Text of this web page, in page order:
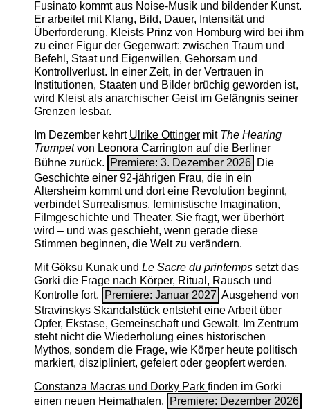
Fusinato kommt aus Noise-Musik und bildender Kunst.
Er arbeitet mit Klang, Bild, Dauer, Intensität und
Überforderung. Kleists Prinz von Homburg wird bei ihm
zu einer Figur der Gegenwart: zwischen Traum und
Befehl, Staat und Eigenwillen, Gehorsam und
Kontrollverlust. In einer Zeit, in der Vertrauen in
Institutionen, Staaten und Bilder brüchig geworden ist,
wird Kleist als anarchischer Geist im Gefängnis seiner
Grenzen lesbar.
Im Dezember kehrt Ulrike Ottingermit The ­Hearing
Trumpetvon Leonora Carrington auf die Berliner
Bühne zurück.
Premiere: 3. Dezember 2026 Die
Geschichte einer 92-jährigen Frau, die in ein
Altersheim kommt und dort eine Revolution beginnt,
verbindet Surrealismus, feministische Imagination,
Filmgeschichte und Theater. Sie fragt, wer überhört
wird – und was geschieht, wenn gerade diese
Stimmen beginnen, die Welt zu verändern.
MitGöksu Kunakund Le Sacre du printempssetzt das
Gorki die Frage nach Körper, Ritual, Rausch und
Kontrolle fort.
Premiere: Januar 2027 Ausgehend von
Stravinskys Skandalstück entsteht eine Arbeit über
Opfer, Ekstase, Gemeinschaft und Gewalt. Im Zentrum
steht nicht die Wiederholung eines historischen
Mythos, sondern die Frage, wie Körper heute politisch
markiert, diszipliniert, gefeiert oder geopfert werden.
Constanza Macras und Dorky Park finden im Gorki
einen neuen Heimathafen.
Premiere: Dezember 2026